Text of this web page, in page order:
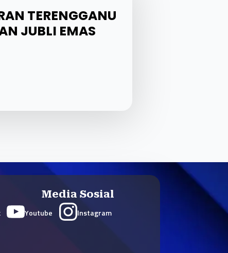
TERENGGANU
JUBLI EMAS
Media Sosial
Youtube Instagram